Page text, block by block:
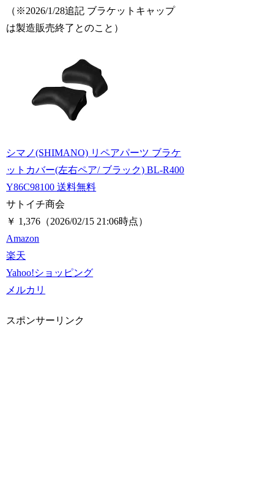
（※2026/1/28追記 ブラケットキャップ
は製造販売終了とのこと）
シマノ(SHIMANO) リペアパーツ ブラケ
ットカバー(左右ペア/ ブラック) BL-R400
Y86C98100 送料無料
サトイチ商会
￥ 1,376 （2026/02/15 21:06時点）
Amazon
楽天
Yahoo!ショッピング
メルカリ
スポンサーリンク